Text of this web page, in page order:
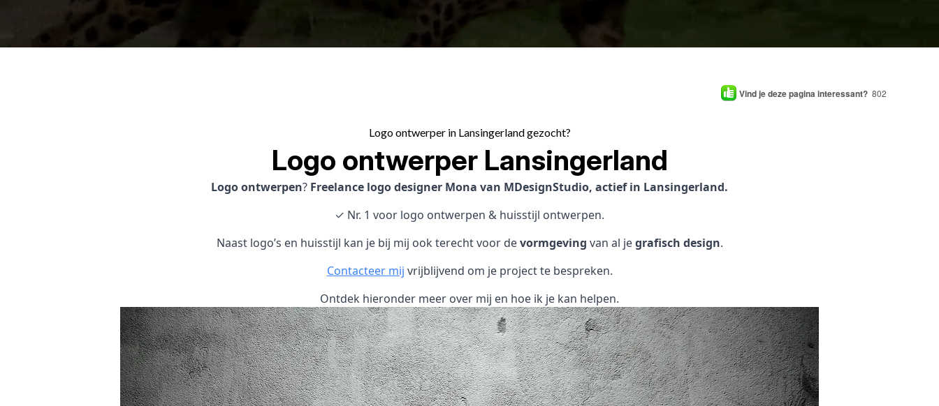
Vind je deze pagina interessant? 802
Logo ontwerper in Lansingerland gezocht?
Logo ontwerper Lansingerland
Logo ontwerpen? Freelance logo designer Mona van MDesignStudio, actief in Lansingerland.
✓ Nr. 1 voor logo ontwerpen & huisstijl ontwerpen.
Naast logo’s en huisstijl kan je bij mij ook terecht voor devormgeving van al jegrafisch design.
Contacteer mij vrijblijvend om je project te bespreken.
Ontdek hieronder meer over mij en hoe ik je kan helpen.